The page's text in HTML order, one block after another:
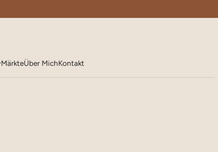
MärkteÜber MichKontakt